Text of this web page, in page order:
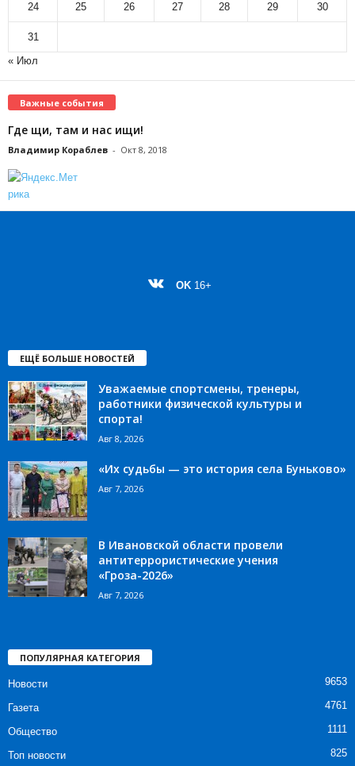
24 25 26 27 28 29 30
31
« Июл
Важные события
Где щи, там и нас ищи!
Владимир Кораблев - Окт 8, 2018
OK 16+
ЕЩЁ БОЛЬШЕ НОВОСТЕЙ
Уважаемые спортсмены, тренеры,
работники физической культуры и
спорта!
Авг 8, 2026
«Их судьбы — это история села Буньково»
Авг 7, 2026
В Ивановской области провели
антитеррористические учения
«Гроза-2026»
Авг 7, 2026
ПОПУЛЯРНАЯ КАТЕГОРИЯ
Новости 9653
Газета 4761
Общество 1111
Топ новости 825